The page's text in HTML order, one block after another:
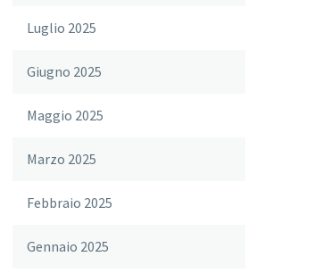
Luglio 2025
Giugno 2025
Maggio 2025
Marzo 2025
Febbraio 2025
Gennaio 2025